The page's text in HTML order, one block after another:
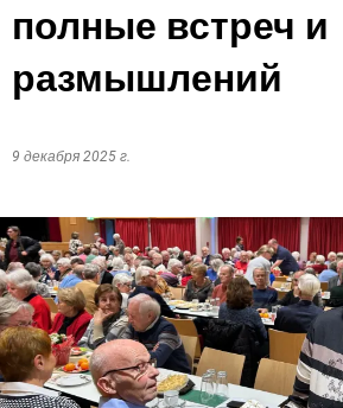
Deutsch
полные встреч и
размышлений
9 декабря 2025 г.